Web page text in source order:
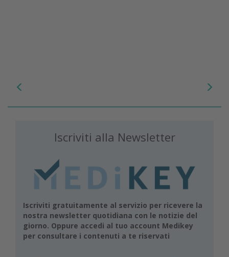
Iscriviti alla Newsletter
Iscriviti gratuitamente al servizio per ricevere la
nostra newsletter quotidiana con le notizie del
giorno. Oppure accedi al tuo account Medikey
per consultare i contenuti a te riservati